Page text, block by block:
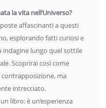
la vita nell’Universo?
affascinanti a questi
esplorando fatti curiosi e
indagine lungo quel sottile
Scoprirai così come
ma
intrecciato.
libro: è un’esperienza